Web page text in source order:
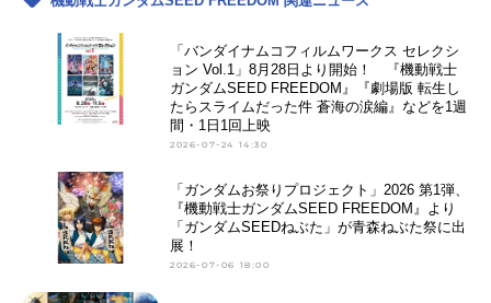
ラ：石田彰カガリ・ユラ・アスハ：
ナマリア・ホーク：坂本真綾メイリ
ン・ホーク：折笠富美子マリュー・
ラミアス：三石琴乃ムウ・ラ・フラ
ガ：子...
「バンダイナムコフィルムワークス セレクシ
ョン Vol.1」8月28日より開始！ 『機動戦士
ガンダムSEED FREEDOM』『劇場版 転生し
たらスライムだった件 蒼海の涙編』などを1週
間・1日1回上映
2026-07-24 14:30
「ガンダムお祭りプロジェクト」2026 第1弾、
『機動戦士ガンダムSEED FREEDOM』より
「ガンダムSEEDねぶた」が青森ねぶた祭に出
展！
2026-07-06 18:00